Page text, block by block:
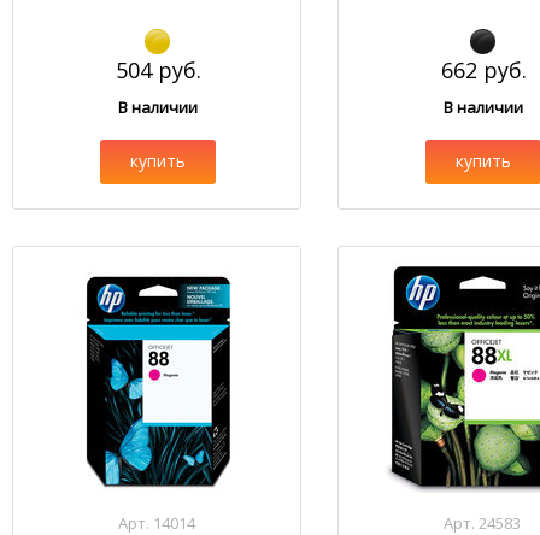
504 руб.
В наличии
купить
662 руб.
В наличии
купить
Арт. 14014
Арт. 24583